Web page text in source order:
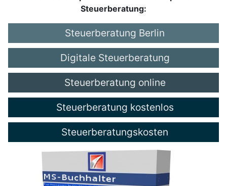
Steuerberatung:
Steuerberatung Berlin
Digitale Steuerberatung
Steuerberatung online
Steuerberatung kostenlos
Steuerberatungskosten